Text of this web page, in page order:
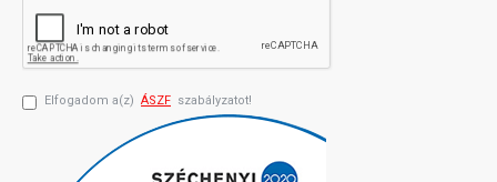
Elfogadom a(z) ÁSZF szabályzatot!